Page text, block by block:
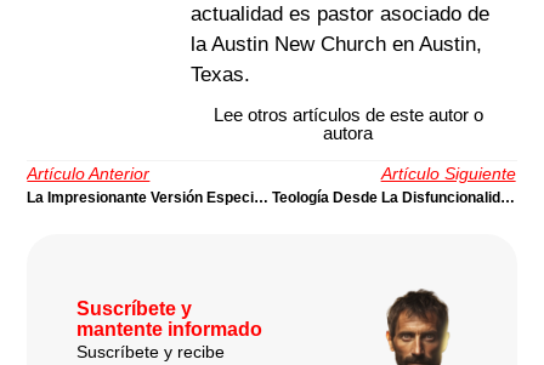
actualidad es pastor asociado de
la Austin New Church en Austin,
Texas.
Lee otros artículos de este autor o
autora
Artículo Anterior
La Impresionante Versión Especial De La Biblia, Por Jesús | José Chacón
Artículo Siguiente
Teología Desde La Disfuncionalidad | Por Nicolás Panotto
Suscríbete y
mantente informado
Suscríbete y recibe